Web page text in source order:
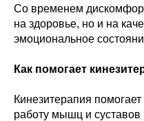
Со временем
на здоровье, но и на
эмоциональное
Как помогает
Кинезитерапия
работу мышц и суставов